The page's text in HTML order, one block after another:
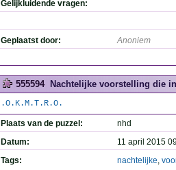
Gelijkluidende vragen:
Geplaatst door: Anoniem
555594 Nachtelijke voorstelling die
.O.K.M.T.R.O.
Plaats van de puzzel:
nhd
Datum:
11 april 2015
Tags:
nachtelijke,